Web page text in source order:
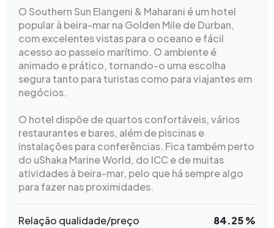
O Southern Sun Elangeni & Maharani é um hotel
popular à beira-mar na Golden Mile de Durban,
com excelentes vistas para o oceano e fácil
acesso ao passeio marítimo. O ambiente é
animado e prático, tornando-o uma escolha
segura tanto para turistas como para viajantes em
negócios.
O hotel dispõe de quartos confortáveis, vários
restaurantes e bares, além de piscinas e
instalações para conferências. Fica também perto
do uShaka Marine World, do ICC e de muitas
atividades à beira-mar, pelo que há sempre algo
para fazer nas proximidades.
Relação qualidade/preço 84.25 %